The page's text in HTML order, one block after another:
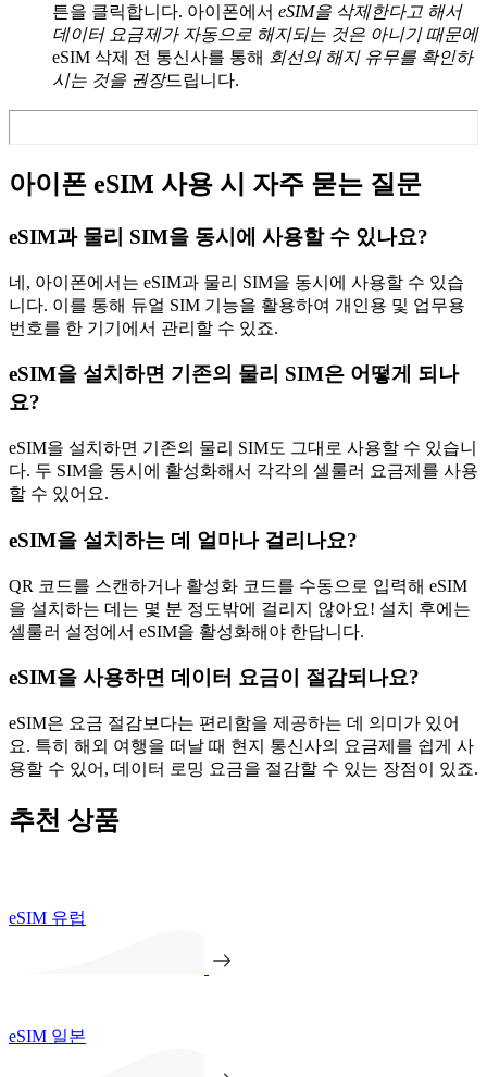
튼을 클릭합니다. 아이폰에서 eSIM을 삭제한다고 해서
데이터 요금제가 자동으로 해지되는 것은 아니기 때문에
eSIM 삭제 전 통신사를 통해 회선의 해지 유무를 확인하
시는 것을 권장드립니다.
아이폰 eSIM 사용 시 자주 묻는 질문
eSIM과 물리 SIM을 동시에 사용할 수 있나요?
네, 아이폰에서는 eSIM과 물리 SIM을 동시에 사용할 수 있습
니다. 이를 통해 듀얼 SIM 기능을 활용하여 개인용 및 업무용
번호를 한 기기에서 관리할 수 있죠.
eSIM을 설치하면 기존의 물리 SIM은 어떻게 되나
요?
eSIM을 설치하면 기존의 물리 SIM도 그대로 사용할 수 있습니
다. 두 SIM을 동시에 활성화해서 각각의 셀룰러 요금제를 사용
할 수 있어요.
eSIM을 설치하는 데 얼마나 걸리나요?
QR 코드를 스캔하거나 활성화 코드를 수동으로 입력해 eSIM
을 설치하는 데는 몇 분 정도밖에 걸리지 않아요! 설치 후에는
셀룰러 설정에서 eSIM을 활성화해야 한답니다.
eSIM을 사용하면 데이터 요금이 절감되나요?
eSIM은 요금 절감보다는 편리함을 제공하는 데 의미가 있어
요. 특히 해외 여행을 떠날 때 현지 통신사의 요금제를 쉽게 사
용할 수 있어, 데이터 로밍 요금을 절감할 수 있는 장점이 있죠.
추천 상품
eSIM 유럽
eSIM 일본